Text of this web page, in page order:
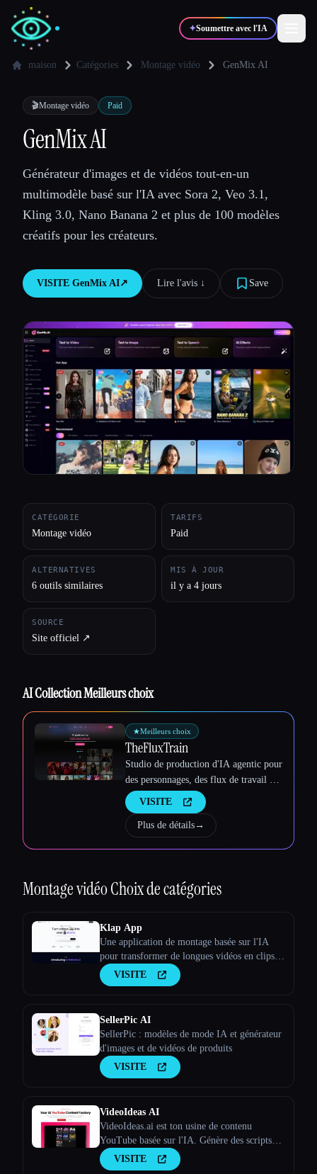
✦Soumettre avec l'IA
✍️Auteurs
💻
🎓Étudiants 🎬Créateurs
Blog
Toutes les catégories
À propos
Esc
maison Catégories Montage vidéo GenMix AI
🎬Montage vidéo Paid
GenMix AI
Générateur d'images et de vidéos tout-en-un
multimodèle basé sur l'IA avec Sora 2, Veo 3.1,
Kling 3.0, Nano Banana 2 et plus de 100 modèles
créatifs pour les créateurs.
VISITE GenMix AI↗︎ Lire l'avis ↓︎ Save
CATÉGORIE
Montage vidéo
TARIFS
Paid
ALTERNATIVES
6 outils similaires
MIS À JOUR
il y a 4 jours
SOURCE
Site officiel ↗︎
AI Collection Meilleurs choix
★Meilleurs choix
TheFluxTrain
Studio de production d'IA agentic pour
des personnages, des flux de travail et
des vidéos cohérents
VISITE
Plus de détails→
Montage vidéoChoix de catégories
Klap App
Une application de montage basée sur l'IA
pour transformer de longues vidéos en clips
virauxVISITE
SellerPic AI
SellerPic : modèles de mode IA et générateur
d'images et de vidéos de produits
VISITE
VideoIdeas AI
VideoIdeas.ai est ton usine de contenu
YouTube basée sur l'IA. Génère des scripts
dignes d'un virus, de nouvelles idées de
vidéos et du contenu captivant en quelques
VISITE